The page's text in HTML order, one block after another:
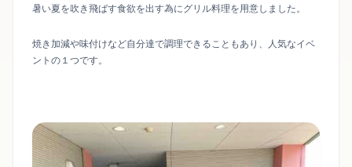
暑い夏を吹き飛ばす食欲を出す為にグリル料理を用意しました。
焼き加減や味付けなど自分達で調理できることもあり、人気なイベ
ントの１つです。